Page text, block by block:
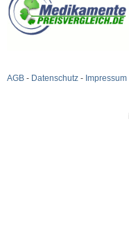
AGB - Datenschutz - Impressum